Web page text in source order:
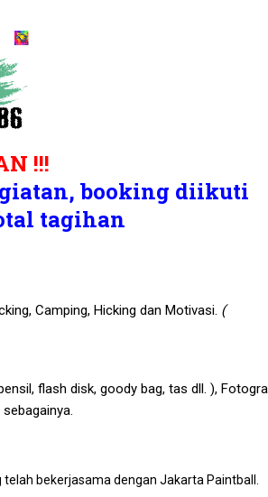
!!!
booking diikuti
tagihan
Camping, Hicking dan Motivasi. (
flash disk, goody bag, tas dll. ),
bekerjasama dengan Jakarta Paintball.